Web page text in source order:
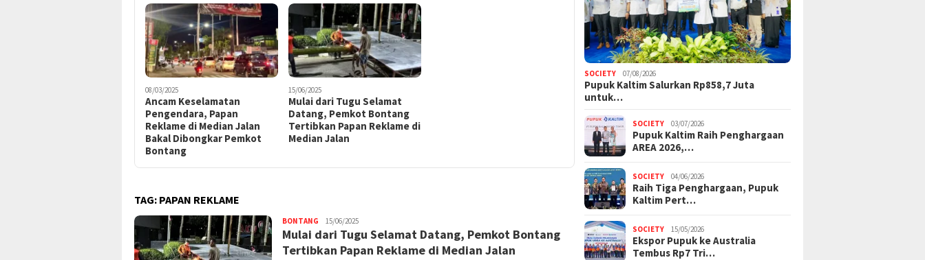
08/03/2025
Ancam Keselamatan
Pengendara, Papan
Reklame di Median Jalan
Bakal Dibongkar Pemkot
Bontang
15/06/2025
Mulai dari Tugu Selamat
Datang, Pemkot Bontang
Tertibkan Papan Reklame di
Median Jalan
TAG: PAPAN REKLAME
BONTANG News
Room
15/06/2025
Mulai dari Tugu Selamat Datang, Pemkot Bontang
Tertibkan Papan Reklame di Median Jalan
SOCIETY 07/08/2026
Pupuk Kaltim Salurkan Rp858,7 Juta
untuk…
SOCIETY 03/07/2026
Pupuk Kaltim Raih Penghargaan
AREA 2026,…
SOCIETY 04/06/2026
Raih Tiga Penghargaan, Pupuk
Kaltim Pert…
SOCIETY 15/05/2026
Ekspor Pupuk ke Australia
Tembus Rp7 Tri…